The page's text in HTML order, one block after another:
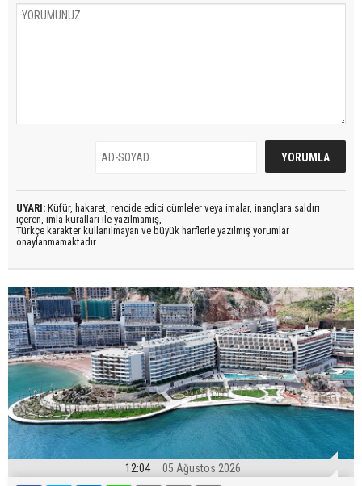
UYARI: Küfür, hakaret, rencide edici cümleler veya imalar, inançlara saldırı
içeren, imla kuralları ile yazılmamış,
Türkçe karakter kullanılmayan ve büyük harflerle yazılmış yorumlar
onaylanmamaktadır.
12:04 05 Ağustos 2026